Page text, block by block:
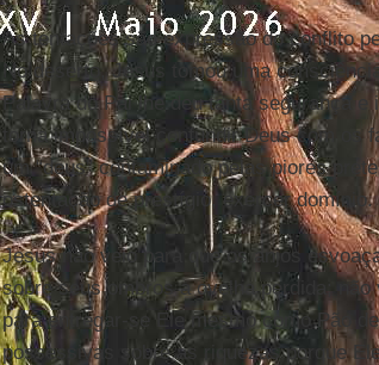
As tentações são expressão do conflito
No deserto, Jesus tomou uma
Palavra do Pai lhe deu tanta segurança
torna impossível confundir Deus com os
um “deus” contaminado pelas piores
ostentação de prestígio, exercer domínio.
Jesus não veio para que os anjos
sobre seus ombros a ovelha perdida;
para entregar-se Ele mesmo como Pão
possessivas sobre as riquezas porque